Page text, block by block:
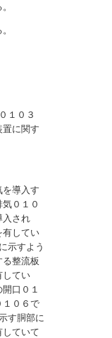
１０３
置に関す
を導入す
０１０
入され
有してい
示すよう
る整流板
してい
口０１
１０６で
す胴部に
ていて